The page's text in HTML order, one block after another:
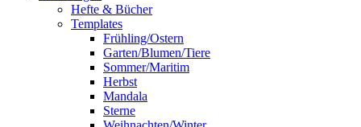
Hefte & Bücher
Templates
Frühling/Ostern
Garten/Blumen/Tiere
Sommer/Maritim
Herbst
Mandala
Sterne